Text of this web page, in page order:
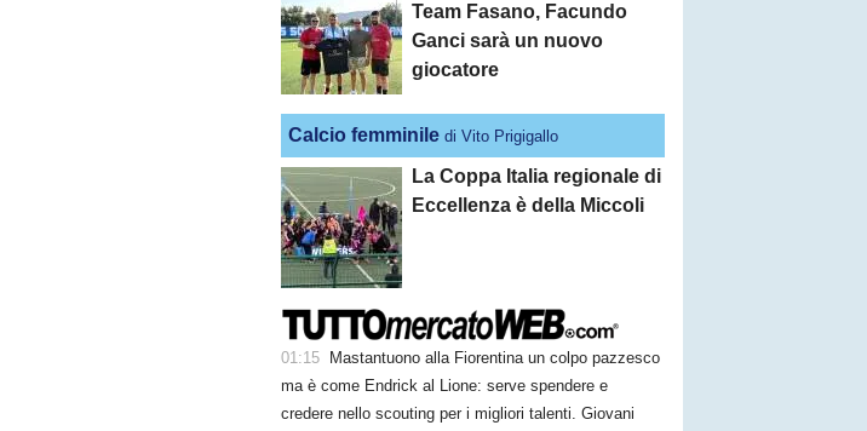
Team Fasano, Facundo
Ganci sarà un nuovo
giocatore
Calcio femminile di Vito Prigigallo
La Coppa Italia regionale di
Eccellenza è della Miccoli
01:15
Mastantuono alla Fiorentina un colpo pazzesco
ma è come Endrick al Lione: serve spendere e
credere nello scouting per i migliori talenti. Giovani